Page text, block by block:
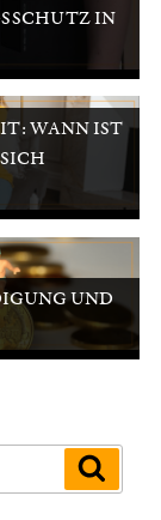
IN
WANN IST
UND